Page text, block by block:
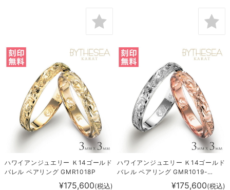
ハワイアンジュエリー Ｋ14ゴールド
バレル ペアリング GMR1018P
¥175,600(税込)
ハワイアンジュエリー Ｋ14ゴールド
バレル ペアリング GMR1019-
¥175,600(税込)